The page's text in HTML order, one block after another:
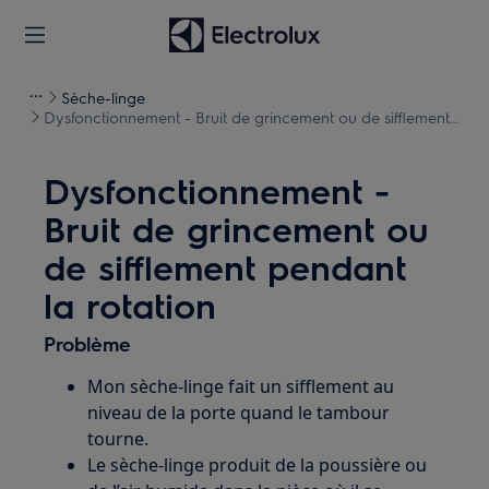
Sèche-linge
Dysfonctionnement - Bruit de grincement ou de sifflement
Dysfonctionnement -
Bruit de grincement ou
de sifflement pendant
la rotation
Problème
Mon sèche-linge fait un sifflement au
niveau de la porte quand le tambour
tourne.
Le sèche-linge produit de la poussière ou